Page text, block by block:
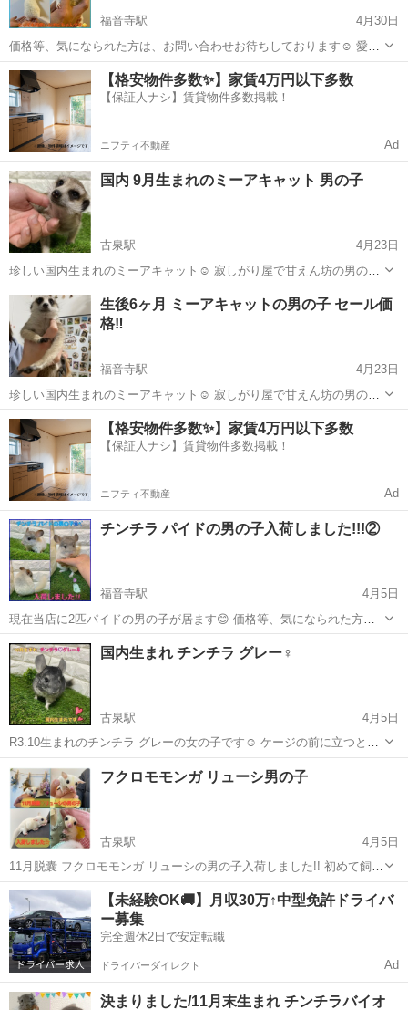
福音寺駅
4月30日
価格等、気になられた方は、お問い合わせお待ちしております☺️ 愛媛
県松山市のコーポの一室にて小さなペットショップをしています(*^^*)
完全予約制で見学も可能ですのでお気軽にお問い合わせくださいませ
😊 #しっぽのきもち...
愛媛 松山市 福音寺駅 ペットショップ
エキゾチックアニマル
【格安物件多数✨】家賃4万円以下多数
【保証人ナシ】賃貸物件多数掲載！
ニフティ不動産 Ad
国内 9月生まれのミーアキャット 男の子
古泉駅
4月23日
珍しい国内生まれのミーアキャット☺️ 寂しがり屋で甘えん坊の男の子
です😊 歩くとちょこちょこ後ろから着いてくるほどのベタ慣れ君です
親募集ではありません...
愛媛 伊予郡 古泉駅 ペットショップ ミーアキャット
生後6ヶ月 ミーアキャットの男の子 セール価
格‼️
福音寺駅
4月23日
珍しい国内生まれのミーアキャット☺️ 寂しがり屋で甘えん坊の男の子
です😊 歩くとちょこちょこ後ろから着いてくるほどのベタ慣れ君です
♡ 価格等、気になられた方はお気軽にお問い合わせ下さいませ。 お値
下げしました✨✨ ...
愛媛 松山市 福音寺駅 ペットショップ ミーアキャット
【格安物件多数✨】家賃4万円以下多数
【保証人ナシ】賃貸物件多数掲載！
ニフティ不動産 Ad
チンチラ パイドの男の子入荷しました!!!②
福音寺駅
4月5日
現在当店に2匹パイドの男の子が居ます😊 価格等、気になられた方
は、お問い合わせお待ちしております☺️ 愛媛県松山市のコーポの一室
にて自家繁殖をしつつ、小さなペットショップをしております。 完全
予約制にて見学も可能ですの...
愛媛 松山市 福音寺駅 ペットショップ
国内生まれ チンチラ グレー♀
古泉駅
4月5日
R3.10生まれのチンチラ グレーの女の子です☺️ ケージの前に立つと寄
ってきてくれる可愛い女の子です😊 優しいご家族様募集しております
(*^^*) 里親募集ではございませんのでご了承くださいませ。 価格等気
になられる...
愛媛 伊予郡 古泉駅 ペットショップ チンチラ
フクロモモンガ リューシ男の子
古泉駅
4月5日
11月脱囊 フクロモモンガ リューシの男の子入荷しました!! 初めて飼う
方でも育てやすい性格の子です。 ギーギー鳴きもほとんどないです。
※里親募集ではありませんのでご了承くださいませ。 価格等気になら
れましたらお気軽...
愛媛 伊予郡 古泉駅 ペットショップ フクロモモンガ
【未経験OK🚚】月収30万↑中型免許ドライバ
ー募集
完全週休2日で安定転職
ドライバーダイレクト Ad
決まりました/11月末生まれ チンチラバイオ